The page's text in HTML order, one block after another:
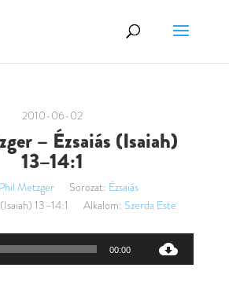
2010-06-02
– Ézsaiás (Isaiah)
13–14:1
Phil Metzger Sorozat: Ézsaiás
13–14:1 Alkalom: Szerda Este
Audió
00:00